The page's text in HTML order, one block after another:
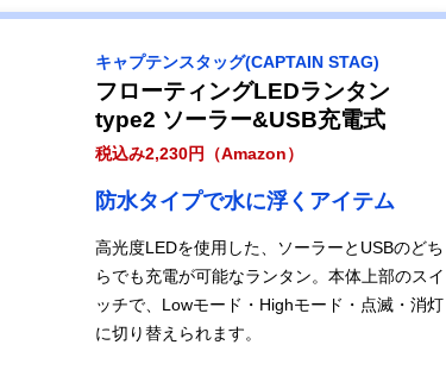
わせてカラー・
11cm
USB充電・乾電
5種類の方法で
12×12×25cm
池・手回し充
ット
空気を入れて膨
らませて使うア
12×12×12cm
ソーラー充電・
キャプテンスタッグ(CAPTAIN STAG)
フローティングLEDランタン
type2 ソーラー&USB充電式
税込み2,230円（Amazon）
防水タイプで水に浮くアイテム
高光度LEDを使用した、ソーラーとUSBのどち
らでも充電が可能なランタン。本体上部のスイ
ッチで、Lowモード・Highモード・点滅・消灯
に切り替えられます。